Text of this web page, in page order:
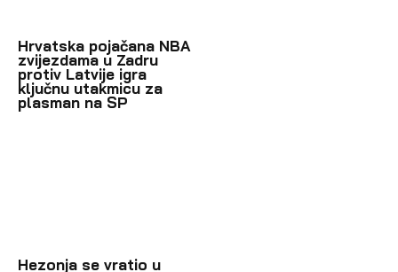
Hrvatska pojačana NBA
zvijezdama u Zadru
protiv Latvije igra
ključnu utakmicu za
plasman na SP
Hezonja se vratio u